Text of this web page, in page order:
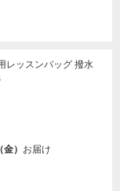
ッスンバッグ 撥水
） お届け